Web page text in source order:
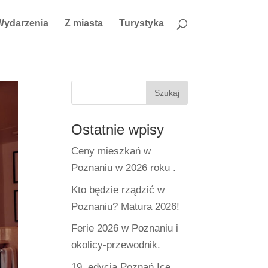
Z miasta Turystyka
Ostatnie wpisy
Ceny mieszkań w
Poznaniu w 2026 roku .
Kto będzie rządzić w
Poznaniu? Matura 2026!
Ferie 2026 w Poznaniu i
okolicy-przewodnik.